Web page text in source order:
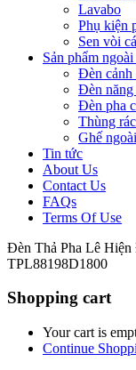
Lavabo
Phụ kiện
Sen vòi
Sản phẩm
Đèn cảnh
Đèn
Đèn pha
Thùng
Ghế
Tin tức
About Us
Contact Us
FAQs
Terms Of Use
Đèn Thả Pha Lê
TPL88198D1800
Shopping cart
Your cart is
Continue